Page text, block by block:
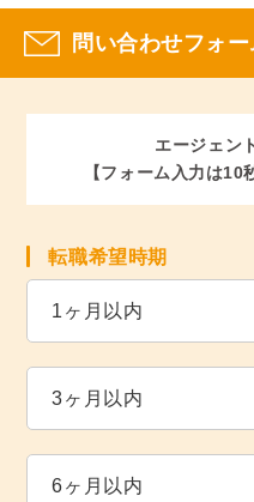
問い合わせフォー
エージェン
【フォーム入力は10
転職希望時期
1ヶ月以内
3ヶ月以内
6ヶ月以内